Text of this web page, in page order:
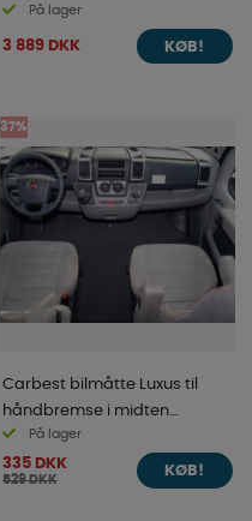
På lager
3 889 DKK KØB!
37%
Carbest bilmåtte Luxus til
håndbremse i midten
Transit/Master/Movano
4/2006-
På lager
335 DKK
529 DKK
KØB!